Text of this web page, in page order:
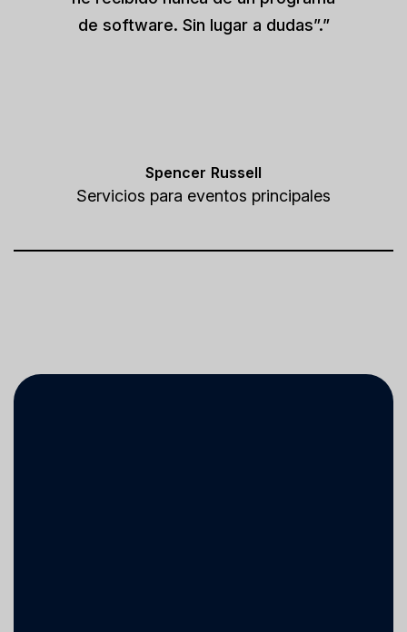
de software. Sin lugar a dudas”.”
Spencer Russell
Servicios para eventos principales